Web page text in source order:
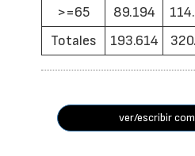
>=65 89.194
Totales
193.614
ver/escribir